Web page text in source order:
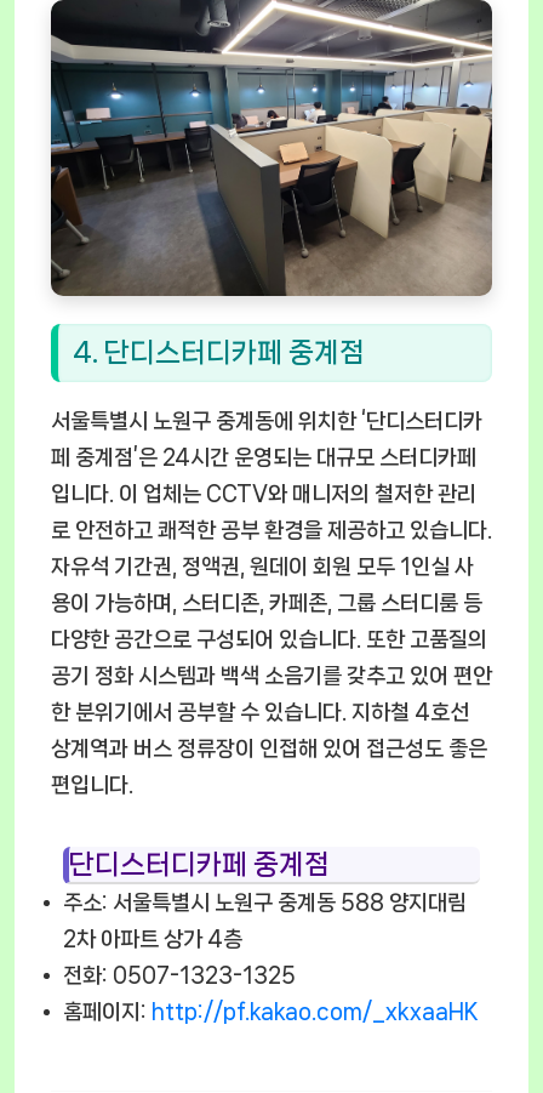
4. 단디스터디카페 중계점
서울특별시 노원구 중계동에 위치한 ‘단디스터디카
페 중계점’은 24시간 운영되는 대규모 스터디카페
입니다. 이 업체는 CCTV와 매니저의 철저한 관리
로 안전하고 쾌적한 공부 환경을 제공하고 있습니다.
자유석 기간권, 정액권, 원데이 회원 모두 1인실 사
용이 가능하며, 스터디존, 카페존, 그룹 스터디룸 등
다양한 공간으로 구성되어 있습니다. 또한 고품질의
공기 정화 시스템과 백색 소음기를 갖추고 있어 편안
한 분위기에서 공부할 수 있습니다. 지하철 4호선
상계역과 버스 정류장이 인접해 있어 접근성도 좋은
편입니다.
단디스터디카페 중계점
주소: 서울특별시 노원구 중계동 588 양지대림
2차 아파트 상가 4층
전화: 0507-1323-1325
홈페이지: http://pf.kakao.com/_xkxaaHK